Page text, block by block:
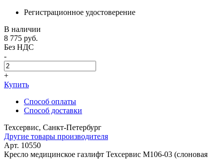
Регистрационное удостоверение
В наличии
8 775 руб.
Без НДС
-
+
Купить
Способ оплаты
Способ доставки
Техсервис, Санкт-Петербург
Другие товары производителя
Арт. 10550
Кресло медицинское газлифт Техсервис М106-03 (слоновая